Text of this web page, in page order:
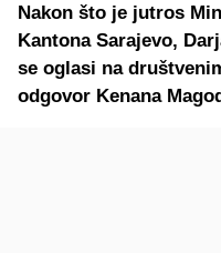
Nakon što je jutros
Kantona Sarajevo,
se oglasi na
odgovor Kenana